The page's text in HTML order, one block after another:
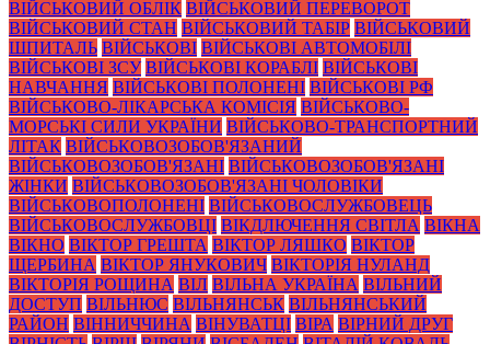
ВІЙСЬКОВИЙ ОБЛІК ВІЙСЬКОВИЙ ПЕРЕВОРОТ
ВІЙСЬКОВИЙ СТАН ВІЙСЬКОВИЙ ТАБІР ВІЙСЬКОВИЙ
ШПИТАЛЬ ВІЙСЬКОВІ ВІЙСЬКОВІ АВТОМОБІЛІ
ВІЙСЬКОВІ ЗСУ ВІЙСЬКОВІ КОРАБЛІ ВІЙСЬКОВІ
НАВЧАННЯ ВІЙСЬКОВІ ПОЛОНЕНІ ВІЙСЬКОВІ РФ
ВІЙСЬКОВО-ЛІКАРСЬКА КОМІСІЯ ВІЙСЬКОВО-
МОРСЬКІ СИЛИ УКРАЇНИ ВІЙСЬКОВО-ТРАНСПОРТНИЙ
ЛІТАК ВІЙСЬКОВОЗОБОВ'ЯЗАНИЙ
ВІЙСЬКОВОЗОБОВ'ЯЗАНІ ВІЙСЬКОВОЗОБОВ'ЯЗАНІ
ЖІНКИ ВІЙСЬКОВОЗОБОВ'ЯЗАНІ ЧОЛОВІКИ
ВІЙСЬКОВОПОЛОНЕНІ ВІЙСЬКОВОСЛУЖБОВЕЦЬ
ВІЙСЬКОВОСЛУЖБОВЦІ ВІКДЛЮЧЕННЯ СВІТЛА ВІКНА
ВІКНО ВІКТОР ГРЕШТА ВІКТОР ЛЯШКО ВІКТОР
ЩЕРБИНА ВІКТОР ЯНУКОВИЧ ВІКТОРІЯ НУЛАНД
ВІКТОРІЯ РОЩИНА ВІЛ ВІЛЬНА УКРАЇНА ВІЛЬНИЙ
ДОСТУП ВІЛЬНЮС ВІЛЬНЯНСЬК ВІЛЬНЯНСЬКИЙ
РАЙОН ВІННИЧЧИНА ВІНУВАТЦІ ВІРА ВІРНИЙ ДРУГ